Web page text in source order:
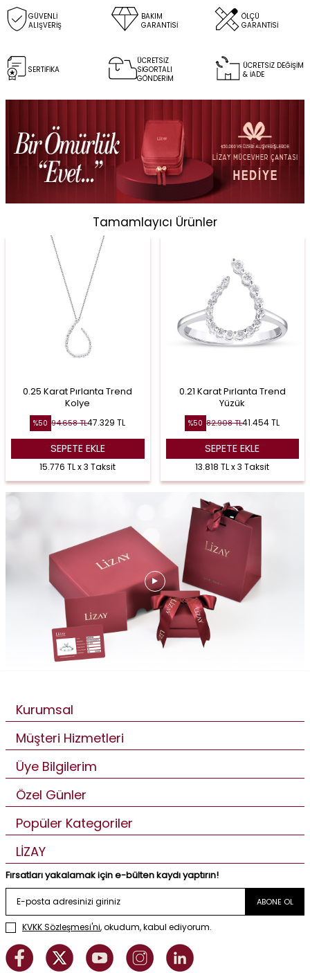
GÜVENLİ
ALIŞVERİŞ
BAKIM
GARANTİSİ
ÖLÇÜ
GARANTİSİ
SERTİFİKA
ÜCRETSİZ
SİGORTALI
GÖNDERİM
ÜCRETSİZ DEĞİŞİM
& İADE
Tamamlayıcı Ürünler
0.25 Karat Pırlanta Trend
Kolye
%50 94.658TL47.329 TL
SEPETE EKLE
15.776 TL x 3 Taksit
0.21 Karat Pırlanta Trend
Yüzük
%50 82.908TL41.454TL
SEPETE EKLE
13.818 TL x 3 Taksit
Kurumsal
Müşteri Hizmetleri
Üye Bilgilerim
Özel Günler
Popüler Kategoriler
LİZAY
Fırsatları yakalamak için e-bülten kaydı yaptırın!
ABONE OL
KVKK Sözleşmesi'ni, okudum, kabul ediyorum.